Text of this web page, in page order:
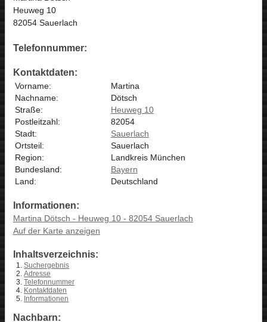
Heuweg 10
82054 Sauerlach
Telefonnummer:
Kontaktdaten:
Vorname:
Martina
Nachname:
Dötsch
Straße:
Heuweg 10
Postleitzahl:
82054
Stadt:
Sauerlach
Ortsteil:
Sauerlach
Region:
Landkreis München
Bundesland:
Bayern
Land:
Deutschland
Informationen:
Martina Dötsch - Heuweg 10 - 82054 Sauerlach
Auf der Karte anzeigen
Inhaltsverzeichnis:
Suchergebnis
Adresse
Telefonnummer
Kontaktdaten
Informationen
Nachbarn: